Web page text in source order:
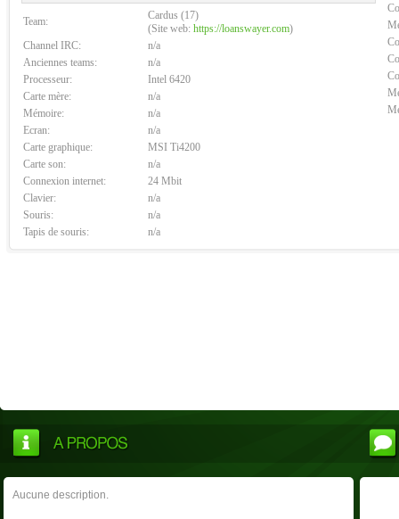
Team:
Cardus (17)
(Site web: https://loanswayer.com)
Channel IRC:
n/a
Anciennes teams:
n/a
Processeur:
Intel 6420
Carte mère:
n/a
Mémoire:
n/a
Ecran:
n/a
Carte graphique:
MSI Ti4200
Carte son:
n/a
Connexion internet:
24 Mbit
Clavier:
n/a
Souris:
n/a
Tapis de souris:
n/a
Aucune description.